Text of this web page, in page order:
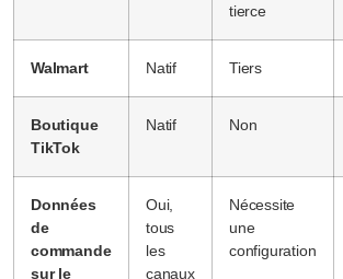
tierce
Walmart Natif Tiers
Boutique
TikTok
Natif Non
Données
de
commande
sur le
Oui,
tous
les
canaux
Nécessite
une
configuration